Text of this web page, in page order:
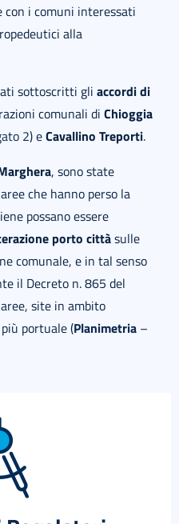
con i comuni interessati
alla
sottoscritti gli accordi di
comunali di Chioggia
2) eCavallino Treporti.
, sono state
che hanno perso la
possano essere
porto cittàsulle
comunale, e in tal senso
il Decreto n. 865 del
site in ambito
portuale (Planimetria–